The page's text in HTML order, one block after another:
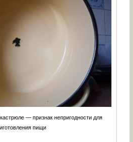
— признак непригодности для
пищи